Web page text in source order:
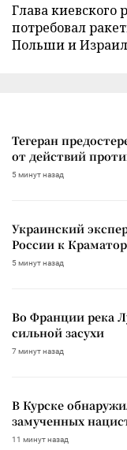
Глава
потребовал
Польши и
Тегеран
от действий
5 минут назад
Украинский
России к
5 минут назад
Во Франции река
сильной засухи
7 минут назад
В Курске
замученных
11 минут назад